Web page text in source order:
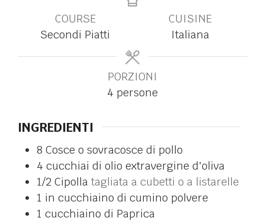
COURSE
Secondi Piatti
CUISINE
Italiana
PORZIONI
4 persone
INGREDIENTI
8 Cosce o sovracosce di pollo
4 cucchiai di olio extravergine d'oliva
1/2 Cipolla tagliata a cubetti o a listarelle
1 in cucchiaino di cumino polvere
1 cucchiaino di Paprica